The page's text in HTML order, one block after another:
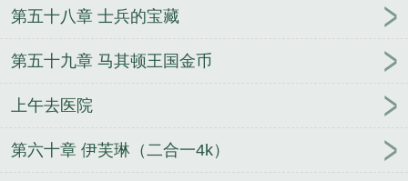
第五十八章 士兵的宝藏
第五十九章 马其顿王国金币
上午去医院
第六十章 伊芙琳（二合一4k）